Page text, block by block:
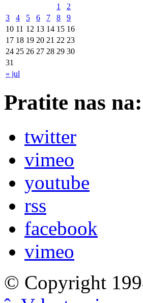
« jul
1
2
3
4 5 6 7 8
9
10 11 12 13 14 15 16
17 18 19 20 21 22 23
24 25 26 27 28 29 30
31
Pratite nas na:
twitter
vimeo
youtube
rss
facebook
vimeo
© Copyright